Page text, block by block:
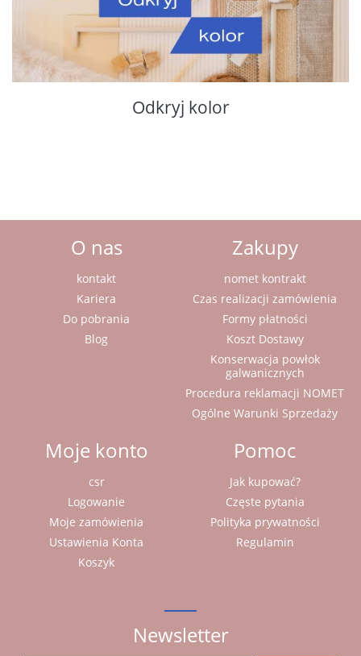
Odkryj kolor
O nas
kontakt
Kariera
Do pobrania
Blog
Zakupy
nomet kontrakt
Czas realizacji zamówienia
Formy płatności
Koszt Dostawy
Konserwacja powłok
galwanicznych
Procedura reklamacji NOMET
Ogólne Warunki Sprzedaży
Moje konto
csr
Logowanie
Moje zamówienia
Ustawienia Konta
Koszyk
Pomoc
Jak kupować?
Częste pytania
Polityka prywatności
Regulamin
Newsletter